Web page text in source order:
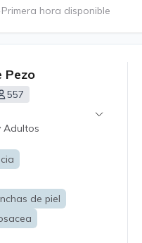
Primera hora disponible
Pezo
557
Adultos
de piel